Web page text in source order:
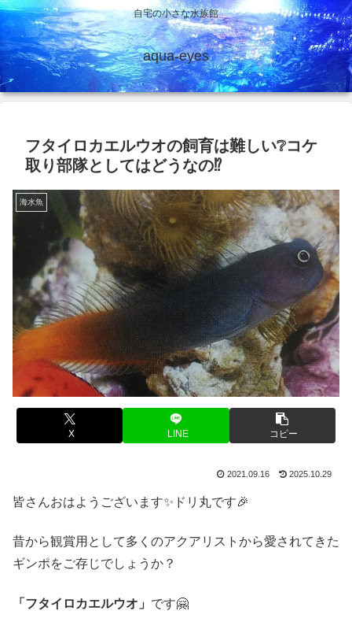
自宅の小さな水族館
aqua-eyes
フタイロカエルウオの飼育は難しい❔コケ
取り部隊としてはどうなの⁉️
海水魚
X LINE コピー
2021.09.16 2025.10.29
皆さんおはようございます✨ドリ丸です🎉
昔から観賞用として多くのアクアリストから愛されてきた
ギンポをご存じでしょうか？
「フタイロカエルウオ」 です🤗